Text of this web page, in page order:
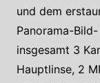
und dem
Panorama-
insgesamt 3
Hauptlinse, 2